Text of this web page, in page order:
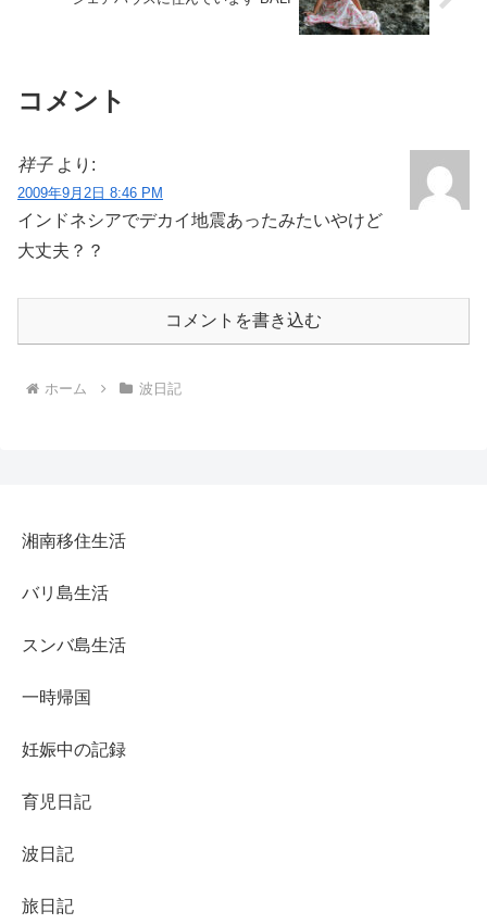
コメント
祥子 より:
2009年9月2日 8:46 PM
インドネシアでデカイ地震あったみたいやけど
大丈夫？？
コメントを書き込む
ホーム 波日記
湘南移住生活
バリ島生活
スンバ島生活
一時帰国
妊娠中の記録
育児日記
波日記
旅日記